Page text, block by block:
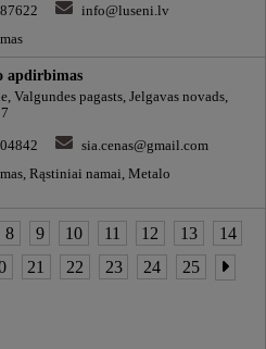
info@luseni.lv
apdirbimas
Valgundes pagasts, Jelgavas novads,
sia.cenas@gmail.com
Rąstiniai namai, Metalo
8 9 10 11 12 13
14
21 22 23 24 25